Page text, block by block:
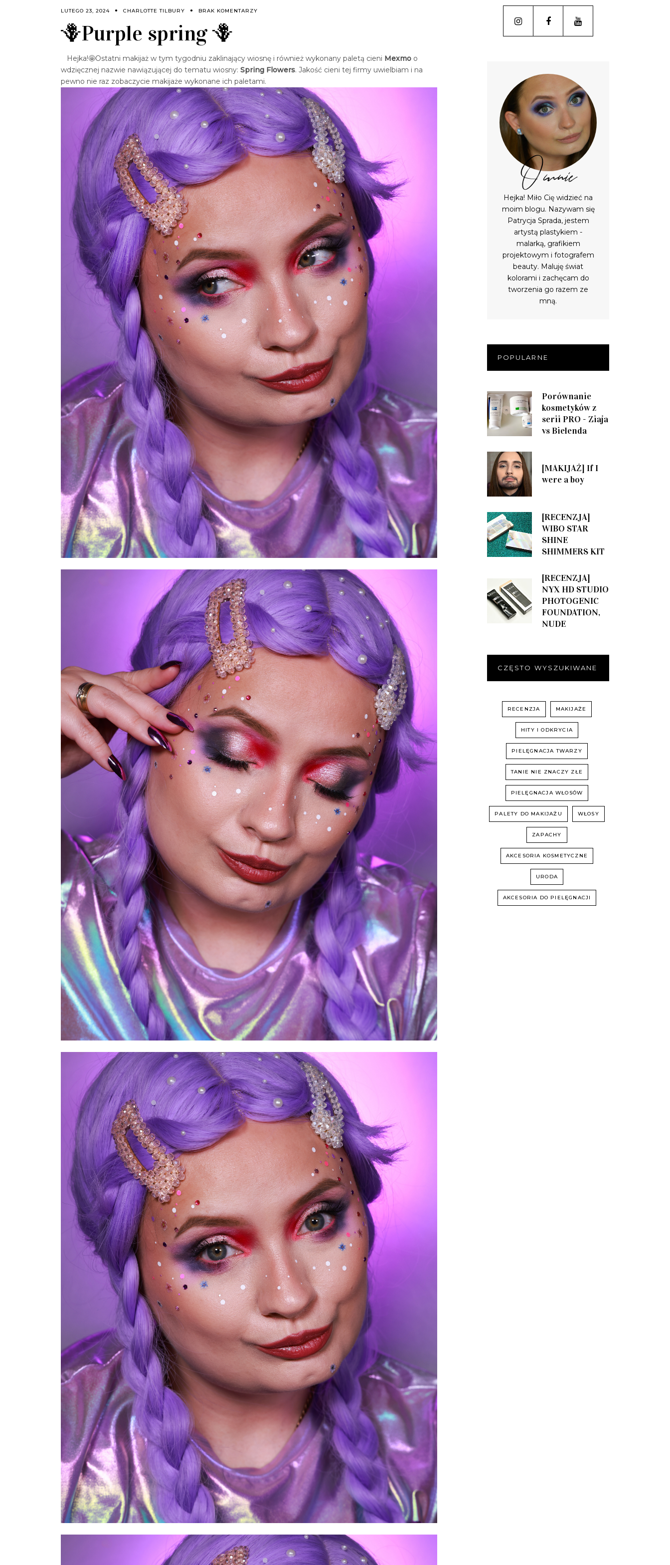
LUTEGO 23, 2024 CHARLOTTE TILBURY BRAK KOMENTARZY
🪻Purple spring 🪻
Hejka!🤩Ostatni makijaż w tym tygodniu zaklinający wiosnę i również wykonany paletą cieni Mexmo o
wdzięcznej nazwie nawiązującej do tematu wiosny: Spring Flowers. Jakość cieni tej firmy uwielbiam i na
pewno nie raz zobaczycie makijaże wykonane ich paletami.
O mnie
Hejka! Miło Cię widzieć na
moim blogu. Nazywam się
Patrycja Sprada, jestem
artystą plastykiem -
malarką, grafikiem
projektowym i fotografem
beauty. Maluję świat
kolorami i zachęcam do
tworzenia go razem ze
mną.
POPULARNE
Porównanie
kosmetyków z
serii PRO - Ziaja
vs Bielenda
[MAKIJAŻ] If I
were a boy
[RECENZJA]
WIBO STAR
SHINE
SHIMMERS KIT
[RECENZJA]
NYX HD STUDIO
PHOTOGENIC
FOUNDATION,
NUDE
CZĘSTO WYSZUKIWANE
RECENZJA MAKIJAŻE
HITY I ODKRYCIA
PIELĘGNACJA TWARZY
TANIE NIE ZNACZY ZŁE
PIELĘGNACJA WŁOSÓW
PALETY DO MAKIJAŻU WŁOSY
ZAPACHY
AKCESORIA KOSMETYCZNE
URODA
AKCESORIA DO PIELĘGNACJI